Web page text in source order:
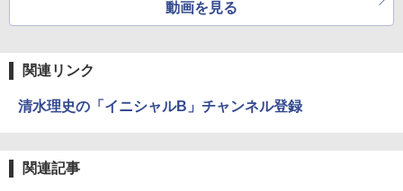
動画を見る
関連リンク
清水理史の「イニシャルB」チャンネル登録
関連記事